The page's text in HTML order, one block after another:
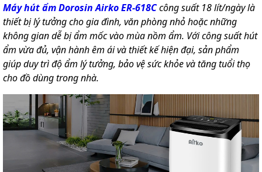
Máy hút ẩm Dorosin Airko ER-618Ccông suất 18 lít/ngày là
thiết bị lý tưởng cho gia đình, văn phòng nhỏ hoặc những
không gian dễ bị ẩm mốc vào mùa nồm ẩm. Với công suất hút
ẩm vừa đủ, vận hành êm ái và thiết kế hiện đại, sản phẩm
giúp duy trì độ ẩm lý tưởng, bảo vệ sức khỏe và tăng tuổi thọ
cho đồ dùng trong nhà.